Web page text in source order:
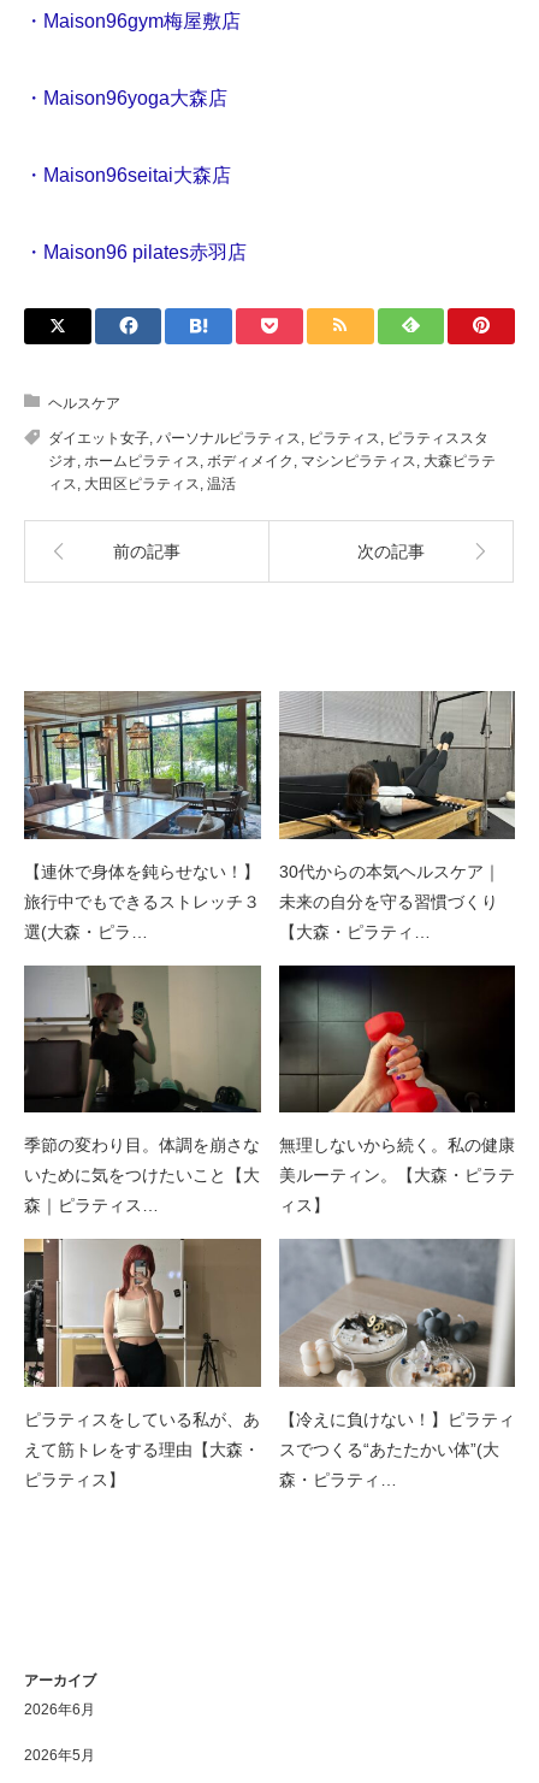
・Maison96gym梅屋敷店
・Maison96yoga大森店
・Maison96seitai大森店
・Maison96 pilates赤羽店
ヘルスケア
ダイエット女子 パーソナルピラティス ピラティス
ピラティススタ
ジオ ホームピラティス ボディメイク マシンピラティス
大森ピラテ
ィス
大田区ピラティス 温活
前の記事 次の記事
【連休で身体を鈍らせない！】
旅行中でもできるストレッチ３
選(大森・ピラ…
30代からの本気ヘルスケア｜
未来の自分を守る習慣づくり
【大森・ピラティ…
季節の変わり目。体調を崩さな
いために気をつけたいこと【大
森｜ピラティス…
無理しないから続く。私の健康
美ルーティン。【大森・ピラテ
ィス】
ピラティスをしている私が、あ
えて筋トレをする理由【大森・
ピラティス】
【冷えに負けない！】ピラティ
スでつくる“あたたかい体”(大
森・ピラティ…
アーカイブ
2026年6月
2026年5月